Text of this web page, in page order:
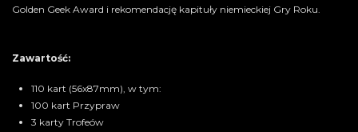
Golden Geek Award i rekomendację kapituły niemieckiej Gry Roku.
Zawartość:
110 kart (56x87mm), w tym:
100 kart Przypraw
3 karty Trofeów